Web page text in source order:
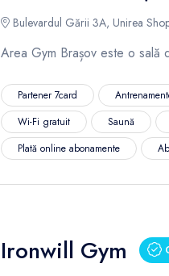
Bulevardul Gării 3A, Unirea
Area Gym Brașov este o sală
Partener 7card
Wi-Fi gratuit
Saună
Plată online abonamente
Ironwill Gym